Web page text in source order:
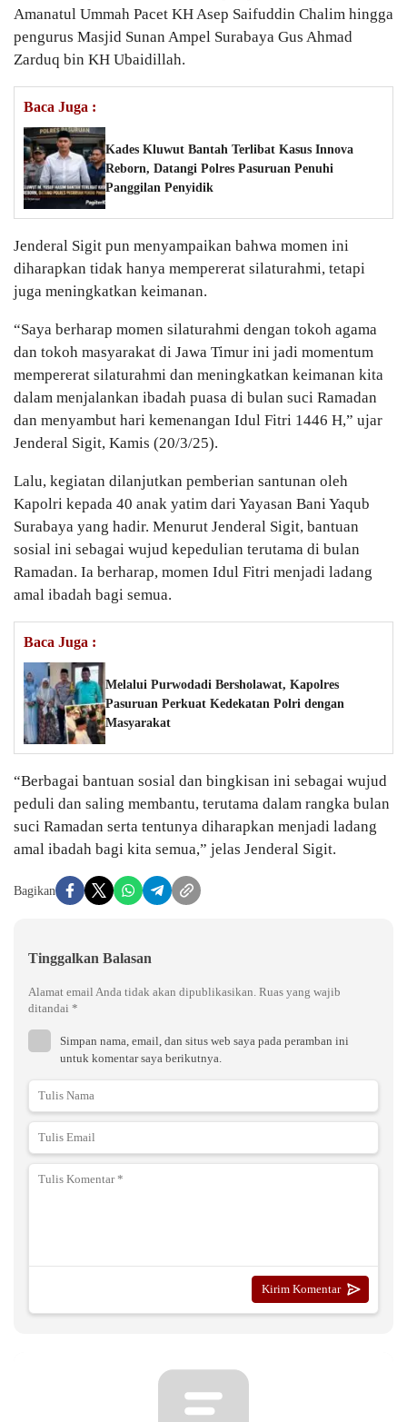
Amanatul Ummah Pacet KH Asep Saifuddin Chalim hingga
pengurus Masjid Sunan Ampel Surabaya Gus Ahmad
Zarduq bin KH Ubaidillah.
Baca Juga :
Kades Kluwut Bantah Terlibat Kasus Innova
Reborn, Datangi Polres Pasuruan Penuhi
Panggilan Penyidik
Jenderal Sigit pun menyampaikan bahwa momen ini
diharapkan tidak hanya mempererat silaturahmi, tetapi
juga meningkatkan keimanan.
“Saya berharap momen silaturahmi dengan tokoh agama
dan tokoh masyarakat di Jawa Timur ini jadi momentum
mempererat silaturahmi dan meningkatkan keimanan kita
dalam menjalankan ibadah puasa di bulan suci Ramadan
dan menyambut hari kemenangan Idul Fitri 1446 H,” ujar
Jenderal Sigit, Kamis (20/3/25).
Lalu, kegiatan dilanjutkan pemberian santunan oleh
Kapolri kepada 40 anak yatim dari Yayasan Bani Yaqub
Surabaya yang hadir. Menurut Jenderal Sigit, bantuan
sosial ini sebagai wujud kepedulian terutama di bulan
Ramadan. Ia berharap, momen Idul Fitri menjadi ladang
amal ibadah bagi semua.
Baca Juga :
Melalui Purwodadi Bersholawat, Kapolres
Pasuruan Perkuat Kedekatan Polri dengan
Masyarakat
“Berbagai bantuan sosial dan bingkisan ini sebagai wujud
peduli dan saling membantu, terutama dalam rangka bulan
suci Ramadan serta tentunya diharapkan menjadi ladang
amal ibadah bagi kita semua,” jelas Jenderal Sigit.
Bagikan
Tinggalkan Balasan
Alamat email Anda tidak akan dipublikasikan. Ruas yang wajib
ditandai *
Simpan nama, email, dan situs web saya pada peramban ini
untuk komentar saya berikutnya.